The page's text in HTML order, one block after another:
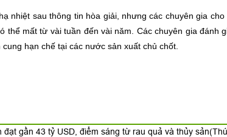
nhiệt sau thông tin hòa giải, nhưng các chuyên gia
thể mất từ vài tuần đến vài năm. Các chuyên gia đánh
hạn chế tại các nước sản xuất chủ chốt.
đạt gần 43 tỷ USD, điểm sáng từ rau quả và thủy sản